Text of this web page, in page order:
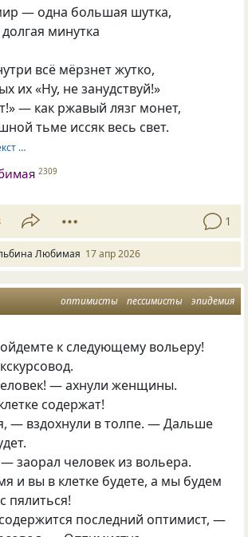
— одна большая шутка,
минутка
всё мёрзнет жутко,
их «Ну, не занудствуй!»
— как ржавый лязг монет,
тьме иссяк весь свет.
…
2309
1
Любимая 17 апр 2026
оптимисты пессимисты эпидемия
к следующему вольеру!
— ахнули женщины.
содержат!
— вздохнули в толпе. — Дальше
заорал человек из вольера.
и вы в клетке будете, а мы будем
пялиться!
последний оптимист, —